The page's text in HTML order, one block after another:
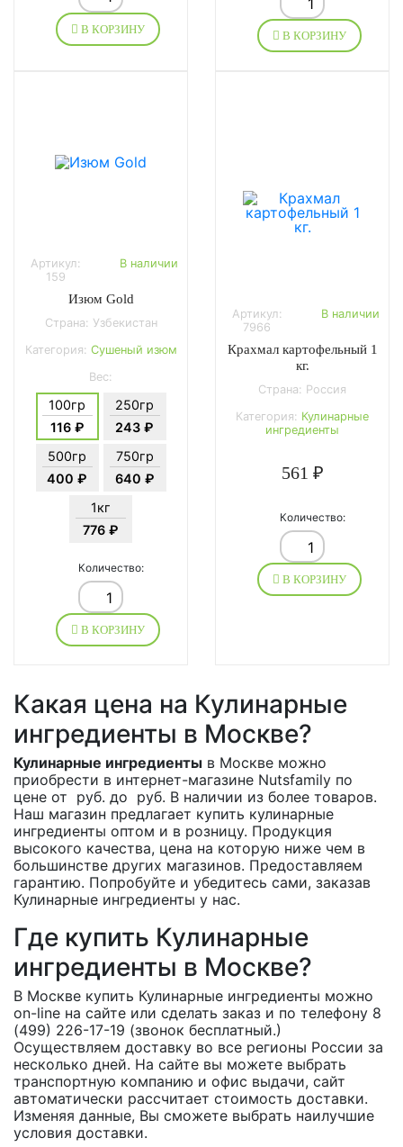
В КОРЗИНУ В КОРЗИНУ
Артикул:
159
В наличии
Изюм Gold
Страна: Узбекистан
Категория: Сушеный изюм
Вес:
100гр
116 ₽
250гр
243 ₽
500гр
400 ₽
750гр
640 ₽
1кг
776 ₽
Количество:
В КОРЗИНУ
Артикул:
7966
В наличии
Крахмал картофельный 1
кг.
Страна: Россия
Категория: Кулинарные
ингредиенты
561 ₽
Количество:
В КОРЗИНУ
Какая цена на Кулинарные
ингредиенты в Москве?
Кулинарные ингредиенты в Москве можно
приобрести в интернет-магазине Nutsfamily по
цене от руб. до руб. В наличии из более товаров.
Наш магазин предлагает купить кулинарные
ингредиенты оптом и в розницу. Продукция
высокого качества, цена на которую ниже чем в
большинстве других магазинов. Предоставляем
гарантию. Попробуйте и убедитесь сами, заказав
Кулинарные ингредиенты у нас.
Где купить Кулинарные
ингредиенты в Москве?
В Москве купить Кулинарные ингредиенты можно
on-line на сайте или сделать заказ и по телефону 8
(499) 226-17-19 (звонок бесплатный.)
Осуществляем доставку во все регионы России за
несколько дней. На сайте вы можете выбрать
транспортную компанию и офис выдачи, сайт
автоматически рассчитает стоимость доставки.
Изменяя данные, Вы сможете выбрать наилучшие
условия доставки.